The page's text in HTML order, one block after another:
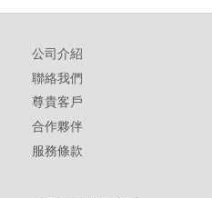
公司介紹
聯絡我們
尊貴客戶
合作夥伴
服務條款